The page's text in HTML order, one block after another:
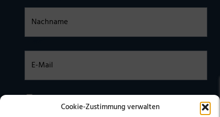
Cookie-Zustimmung verwalten
genommen. Ich stimme zu, dass meine Daten elektronisch